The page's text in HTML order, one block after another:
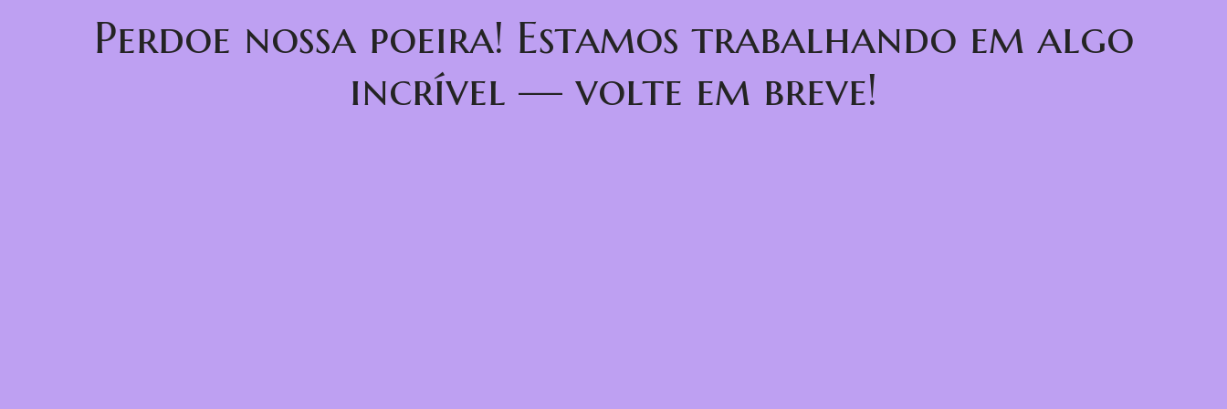
Perdoe nossa poeira! Estamos trabalhando em algo
incrível — volte em breve!